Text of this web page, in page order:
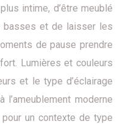
intime, d’être meublé
basses et de laisser les
de pause prendre
Lumières et couleurs
et le type d’éclairage
moderne
pour un contexte de type